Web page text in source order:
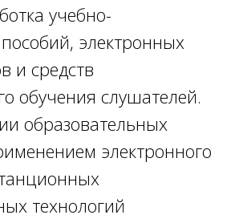
учебно-
электронных
и средств
обучения слушателей.
образовательных
электронного
технологий